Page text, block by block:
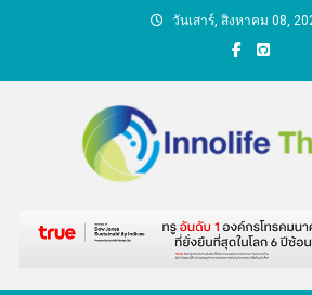
วันเสาร์, สิงหาคม 08,
คนกับความคิ
นวัตกรร